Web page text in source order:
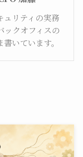
ュリティの実務
ックオフィスの
いています。